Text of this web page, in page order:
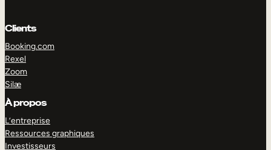
Clients
Booking.com
Rexel
Zoom
Silæ
À propos
L’entreprise
Ressources graphiques
Investisseurs